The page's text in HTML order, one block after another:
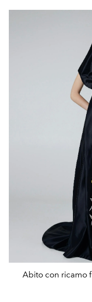
Abito con ricamo